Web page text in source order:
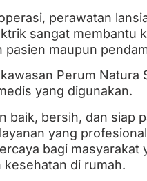
perawatan
sangat membantu
maupun
Perum Natura
yang digunakan.
baik, bersih, dan siap
yang
bagi masyarakat
kesehatan di rumah.